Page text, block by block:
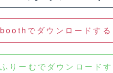
boothでダウンロードする
ふりーむでダウンロード